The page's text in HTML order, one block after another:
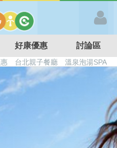
好康優惠 討論區
台北親子餐廳
溫泉泡湯SPA
日本親子景點